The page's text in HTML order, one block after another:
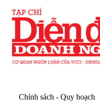
Chính sách - Quy hoạch